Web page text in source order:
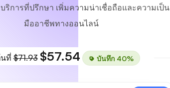
ริการที่ปรึกษา เพิ่มความน่าเชื่อถือและความเป็น
มืออาชีพทางออนไลน์
นที่$71.93 $57.54 บันทึก 40%